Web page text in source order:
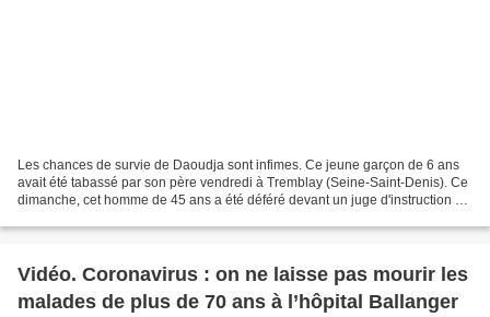
Les chances de survie de Daoudja sont infimes. Ce jeune garçon de 6 ans
avait été tabassé par son père vendredi à Tremblay (Seine-Saint-Denis). Ce
dimanche, cet homme de 45 ans a été déféré devant un juge d'instruction «
Vidéo. Coronavirus : on ne laisse pas mourir les
malades de plus de 70 ans à l’hôpital Ballanger